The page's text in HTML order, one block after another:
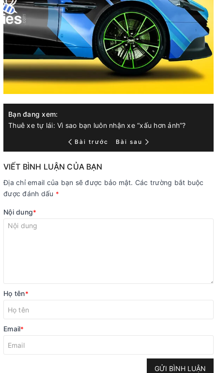
Bạn đang xem:
Thuê xe tự lái: Vì sao bạn luôn nhận xe “xấu hơn ảnh”?
Bài trước Bài sau
VIẾT BÌNH LUẬN CỦA BẠN
Địa chỉ email của bạn sẽ được bảo mật. Các trường bắt buộc
được đánh dấu *
Nội dung*
Họ tên*
Email*
GỬI BÌNH LUẬN